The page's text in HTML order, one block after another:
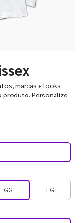
marcas e looks
produto. Personalize
GG EG